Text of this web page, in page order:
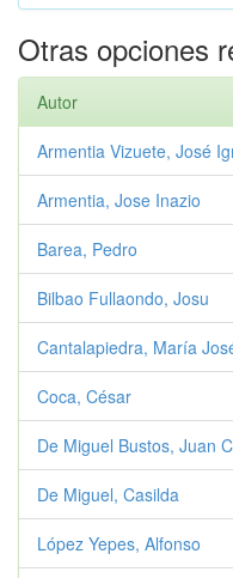
Otras opciones
Autor
Armentia Vizuete, José
Armentia, Jose Inazio
Barea, Pedro
Bilbao Fullaondo, Josu
Cantalapiedra, María
Coca, César
De Miguel Bustos, Juan
De Miguel, Casilda
López Yepes, Alfonso